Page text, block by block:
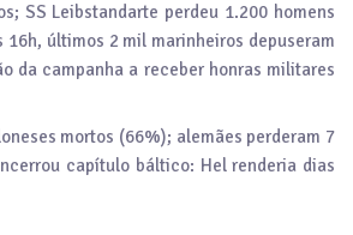
SS Leibstandarte perdeu 1.200 homens
16h, últimos 2 mil marinheiros depuseram
da campanha a receber honras militares
mortos (66%); alemães perderam 7
capítulo báltico: Hel renderia dias